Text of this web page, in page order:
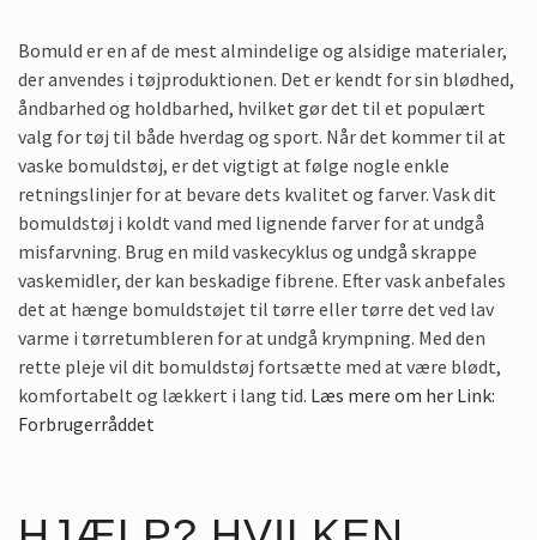
Bomuld er en af de mest almindelige og alsidige materialer,
der anvendes i tøjproduktionen. Det er kendt for sin blødhed,
åndbarhed og holdbarhed, hvilket gør det til et populært
valg for tøj til både hverdag og sport. Når det kommer til at
vaske bomuldstøj, er det vigtigt at følge nogle enkle
retningslinjer for at bevare dets kvalitet og farver. Vask dit
bomuldstøj i koldt vand med lignende farver for at undgå
misfarvning. Brug en mild vaskecyklus og undgå skrappe
vaskemidler, der kan beskadige fibrene. Efter vask anbefales
det at hænge bomuldstøjet til tørre eller tørre det ved lav
varme i tørretumbleren for at undgå krympning. Med den
rette pleje vil dit bomuldstøj fortsætte med at være blødt,
komfortabelt og lækkert i lang tid. Læs mere om her Link:
Forbrugerråddet